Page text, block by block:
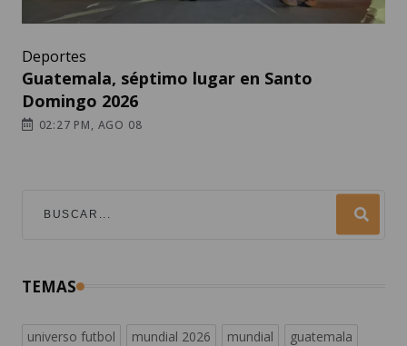
Deportes
Guatemala, séptimo lugar en Santo
Domingo 2026
02:27 PM, AGO 08
TEMAS
universo futbol mundial 2026 mundial
guatemala